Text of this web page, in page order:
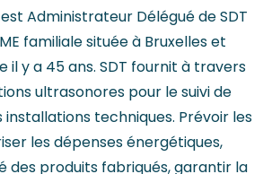
est Administrateur Délégué de SDT
familiale située à Bruxelles et
il y a 45 ans. SDT fournit à travers
ultrasonores pour le suivi de
installations techniques. Prévoir les
les dépenses énergétiques,
des produits fabriqués, garantir la